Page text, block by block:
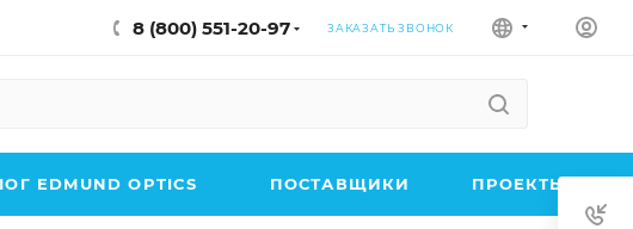
8 (800) 551-20-97 ЗАКАЗАТЬ ЗВОНОК
EDMUND OPTICS ПОСТАВЩИКИ ПРОЕКТЫ